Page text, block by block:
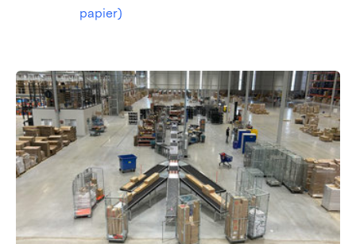
papier)